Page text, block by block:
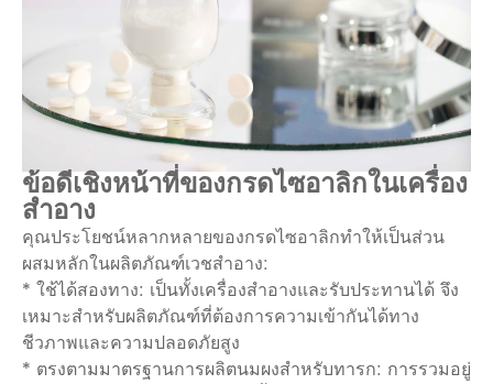
ข้อดีเชิงหน้าที่ของกรดไซอาลิกในเครื่อง
สำอาง
คุณประโยชน์หลากหลายของกรดไซอาลิกทำให้เป็นส่วน
ผสมหลักในผลิตภัณฑ์เวชสำอาง:
* ใช้ได้สองทาง: เป็นทั้งเครื่องสำอางและรับประทานได้ จึง
เหมาะสำหรับผลิตภัณฑ์ที่ต้องการความเข้ากันได้ทาง
ชีวภาพและความปลอดภัยสูง
* ตรงตามมาตรฐานการผลิตนมผงสำหรับทารก: การรวมอยู่